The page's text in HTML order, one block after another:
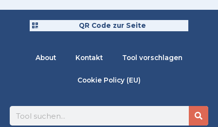
QR Code zur Seite
About Kontakt Tool vorschlagen
Cookie Policy (EU)